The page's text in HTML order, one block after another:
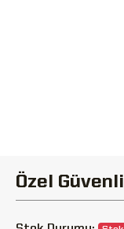
Özel